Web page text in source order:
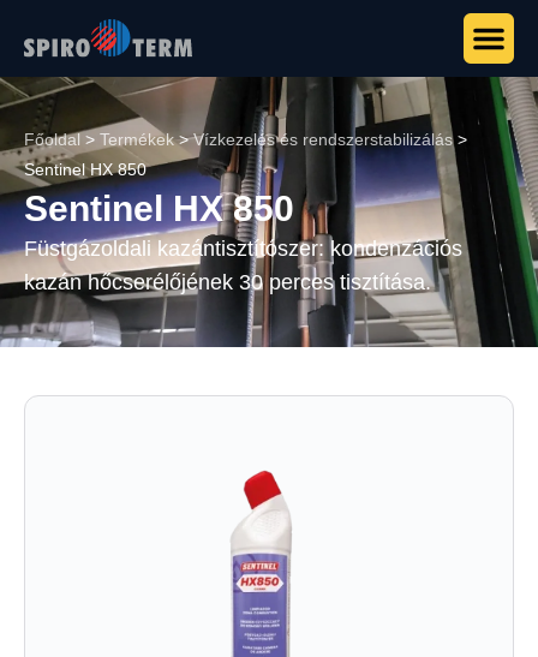
Főoldal > Termékek>Vízkezelés és rendszerstabilizálás>
Sentinel HX 850
Sentinel HX 850
Füstgázoldali kazántisztítószer: kondenzációs
kazán hőcserélőjének 30 perces tisztítása.